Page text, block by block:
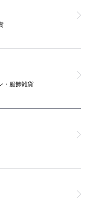
・服飾雑貨